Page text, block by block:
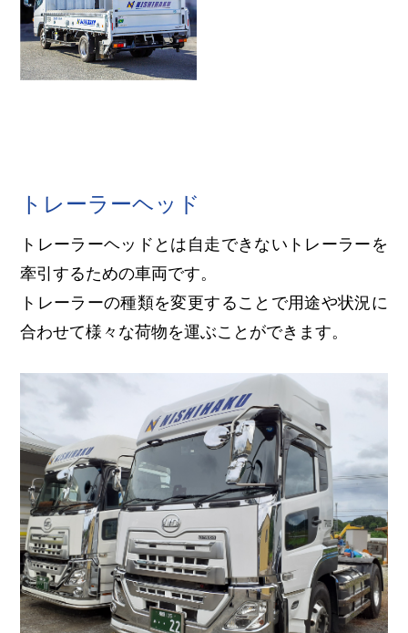
トレーラーヘッド
トレーラーヘッドとは自走できないトレーラーを
牽引するための車両です。
トレーラーの種類を変更することで用途や状況に
合わせて様々な荷物を運ぶことができます。